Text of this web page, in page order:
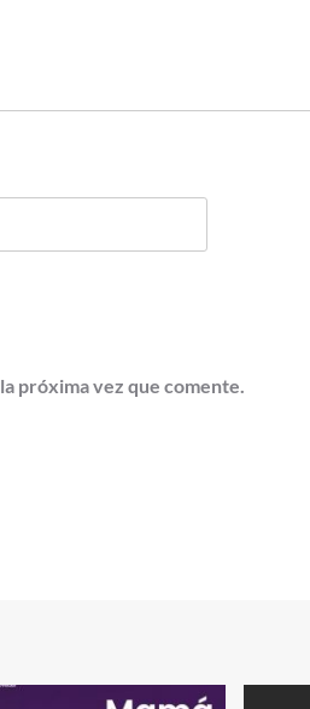
próxima vez que comente.